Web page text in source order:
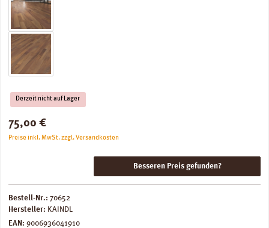
Derzeit nicht auf Lager
Regulärer Preis:
75,00 €
Preise inkl. MwSt. zzgl. Versandkosten
Besseren Preis gefunden?
Bestell-Nr.: 70652
Hersteller: KAINDL
EAN: 9006936041910